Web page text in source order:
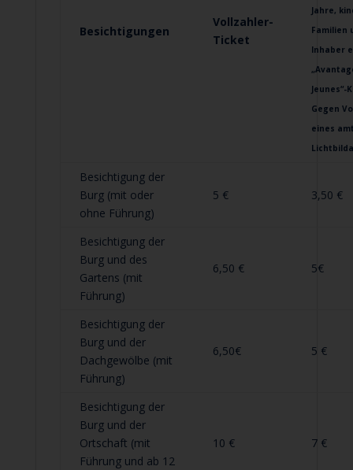
Besichtigungen
Vollzahler-
Ticket
Jahre,
Familien
Inhaber
Jeunes“-
Gegen
eines
Besichtigung der
Burg (mit oder
ohne Führung)
5 € 3,50 €
Besichtigung der
Burg und des
Gartens (mit
Führung)
6,50 € 5€
Besichtigung der
Burg und der
Dachgewölbe (mit
Führung)
6,50€ 5 €
Besichtigung der
Burg und der
Ortschaft (mit
Führung und ab 12
10 € 7 €